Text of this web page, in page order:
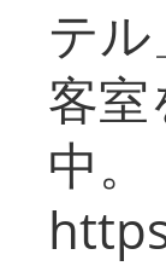
テ
客
中。